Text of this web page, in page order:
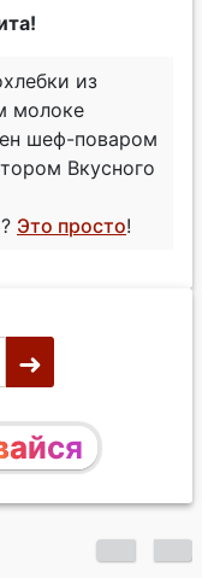
из
молоке
шеф-поваром
Вкусного
Это просто!